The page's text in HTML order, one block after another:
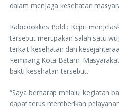
dalam menjaga kesehatan
Kabiddokkes Polda Kepri
tersebut merupakan salah satu
terkait kesehatan dan
Rempang Kota Batam.
bakti kesehatan tersebut.
“Saya berharap melalui kegiatan
dapat terus memberikan